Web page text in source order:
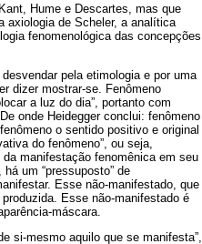
Hume e Descartes, mas que
axiologia de Scheler, a analítica
fenomenológica das concepções
pela etimologia e por uma
dizer mostrar-se. Fenômeno
a luz do dia”, portanto com
onde Heidegger conclui: fenômeno
o sentido positivo e original
do fenômeno”, ou seja,
da manifestação fenomênica em seu
um “pressuposto” de
Esse não-manifestado, que
Esse não-manifestado é
máscara.
si-mesmo aquilo que se manifesta”,